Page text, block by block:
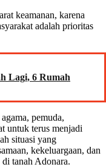
keamanan, karena
adalah prioritas
Lagi, 6 Rumah
pemuda,
untuk terus menjadi
situasi yang
kekeluargaan, dan
tanah Adonara.